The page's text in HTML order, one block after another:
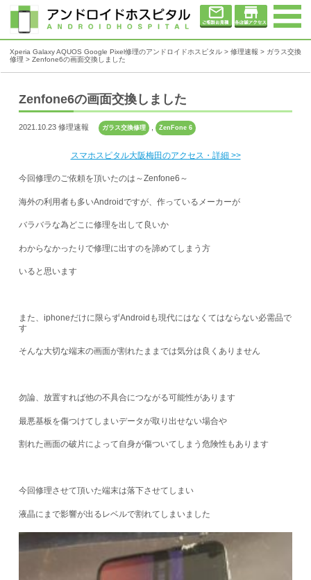
Xperia Galaxy AQUOS Google Pixel修理のアンドロイドホスピタル > 修理速報 > ガラス交換
修理 > Zenfone6の画面交換しました
Zenfone6の画面交換しました
2021.10.23 修理速報 ガラス交換修理 , ZenFone 6
スマホスピタル大阪梅田のアクセス・詳細 >>
今回修理のご依頼を頂いたのは～Zenfone6～
海外の利用者も多いAndroidですが、作っているメーカーが
バラバラな為どこに修理を出して良いか
わからなかったりで修理に出すのを諦めてしまう方
いると思います
また、iphoneだけに限らずAndroidも現代にはなくてはならない必需品で
す
そんな大切な端末の画面が割れたままでは気分は良くありません
勿論、放置すれば他の不具合につながる可能性があります
最悪基板を傷つけてしまいデータが取り出せない場合や
割れた画面の破片によって自身が傷ついてしまう危険性もあります
今回修理させて頂いた端末は落下させてしまい
液晶にまで影響が出るレベルで割れてしまいました